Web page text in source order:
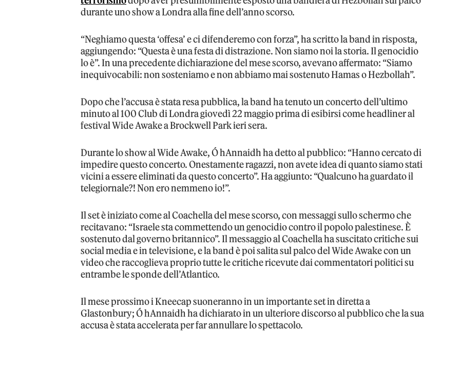
durante uno show a Londra alla fine dell’anno scorso.
“Neghiamo questa ‘offesa’ e ci difenderemo con forza”, ha scritto la band in risposta,
aggiungendo: “Questa è una festa di distrazione. Non siamo noi la storia. Il genocidio
lo è”. In una precedente dichiarazione del mese scorso, avevano affermato: “Siamo
inequivocabili: non sosteniamo e non abbiamo mai sostenuto Hamas o Hezbollah”.
Dopo che l’accusa è stata resa pubblica, la band ha tenuto un concerto dell’ultimo
minuto al 100 Club di Londra giovedì 22 maggio prima di esibirsi come headliner al
festival Wide Awake a Brockwell Park ieri sera.
Durante lo show al Wide Awake, Ó hAnnaidh ha detto al pubblico: “Hanno cercato di
impedire questo concerto. Onestamente ragazzi, non avete idea di quanto siamo stati
vicini a essere eliminati da questo concerto”. Ha aggiunto: “Qualcuno ha guardato il
telegiornale?! Non ero nemmeno io!”.
Il set è iniziato come al Coachella del mese scorso, con messaggi sullo schermo che
recitavano: “Israele sta commettendo un genocidio contro il popolo palestinese. È
sostenuto dal governo britannico”. Il messaggio al Coachella ha suscitato critiche sui
social media e in televisione, e la band è poi salita sul palco del Wide Awake con un
video che raccoglieva proprio tutte le critiche ricevute dai commentatori politici su
entrambe le sponde dell’Atlantico.
Il mese prossimo i Kneecap suoneranno in un importante set in diretta a
Glastonbury; Ó hAnnaidh ha dichiarato in un ulteriore discorso al pubblico che la sua
accusa è stata accelerata per far annullare lo spettacolo.